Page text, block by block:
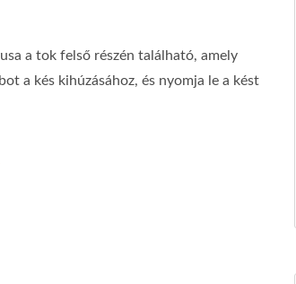
a tok felső részén található, amely
a kés kihúzásához, és nyomja le a kést